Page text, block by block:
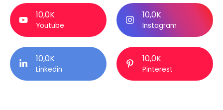
10,0K
Youtube
10,0K
Instagram
10,0K
Linkedin
10,0K
Pinterest